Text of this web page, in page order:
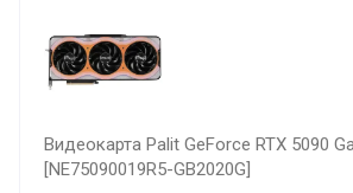
Видеокарта Palit GeForce RTX 5090
[NE75090019R5-GB2020G]